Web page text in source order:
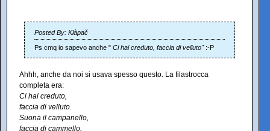
Posted By: Klàpač
Ps cmq io sapevo anche " Ci hai creduto, faccia di velluto" :-P
Ahhh, anche da noi si usava spesso questo. La filastrocca
completa era:
Ci hai creduto,
faccia di velluto.
Suona il campanello,
faccia di cammello.